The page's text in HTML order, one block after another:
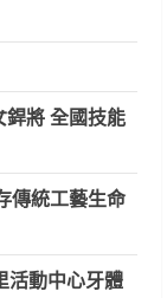
將 全國技能
傳統工藝生命
活動中心牙體